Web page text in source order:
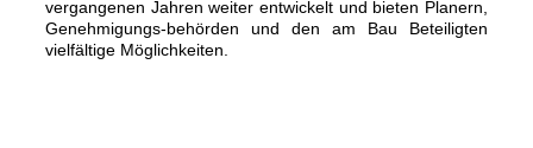
vergangenen Jahren weiter entwickelt und bieten Planern,
Genehmigungs-behörden und den am Bau Beteiligten
vielfältige Möglichkeiten.